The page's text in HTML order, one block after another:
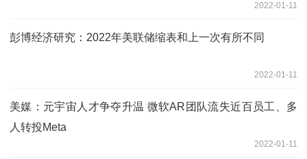
2022-01-11
彭博经济研究：2022年美联储缩表和上一次有所不同
2022-01-11
美媒：元宇宙人才争夺升温 微软AR团队流失近百员工、多
人转投Meta
2022-01-11